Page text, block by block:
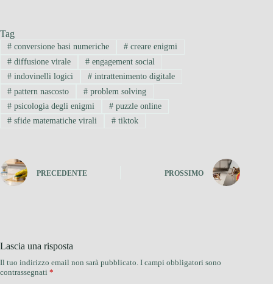
Tag
#conversione basi numeriche #creare enigmi
#diffusione virale #engagement social
#indovinelli logici #intrattenimento digitale
#pattern nascosto #problem solving
#psicologia degli enigmi #puzzle online
#sfide matematiche virali #tiktok
PRECEDENTE PROSSIMO
Lascia una risposta
Il tuo indirizzo email non sarà pubblicato. I campi obbligatori sono
contrassegnati *